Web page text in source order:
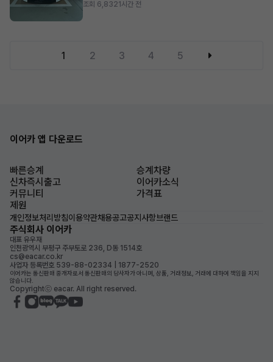
조회 6,8321시간 전
1 2 3 4 5
이어카 앱 다운로드
빠른승계
승계차량
신차즉시출고
이어카소식
커뮤니티
가격표
제원
개인정보처리방침이용약관채용공고공지사항브랜드
주식회사 이어카
대표 유우재
인천광역시 부평구 주부토로 236, D동 1514호
cs@eacar.co.kr
사업자 등록번호 539-88-02334 | 1877-2520
이어카는 통신판매 중개자로서 통신판매의 당사자가 아니며, 상품, 거래정보, 거래에 대하여 책임을 지지
않습니다.
Copyrightⓒ eacar. All right reserved.